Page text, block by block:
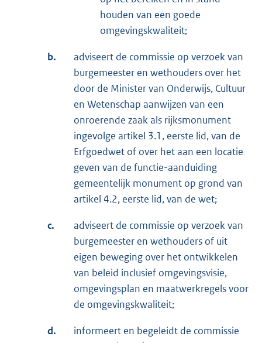
houden van een goede
omgevingskwaliteit;
b.
adviseert de commissie op verzoek van
burgemeester en wethouders over het
door de Minister van Onderwijs, Cultuur
en Wetenschap aanwijzen van een
onroerende zaak als rijksmonument
ingevolge artikel 3.1, eerste lid, van de
Erfgoedwet of over het aan een locatie
geven van de functie-aanduiding
gemeentelijk monument op grond van
artikel 4.2, eerste lid, van de wet;
c.
adviseert de commissie op verzoek van
burgemeester en wethouders of uit
eigen beweging over het ontwikkelen
van beleid inclusief omgevingsvisie,
omgevingsplan en maatwerkregels voor
de omgevingskwaliteit;
d.
informeert en begeleidt de commissie